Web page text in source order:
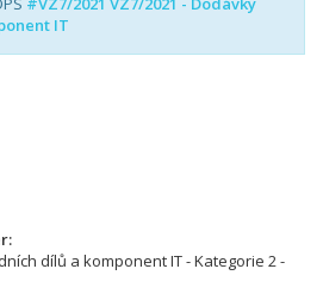
IT
dílů a komponent IT - Kategorie 2 -